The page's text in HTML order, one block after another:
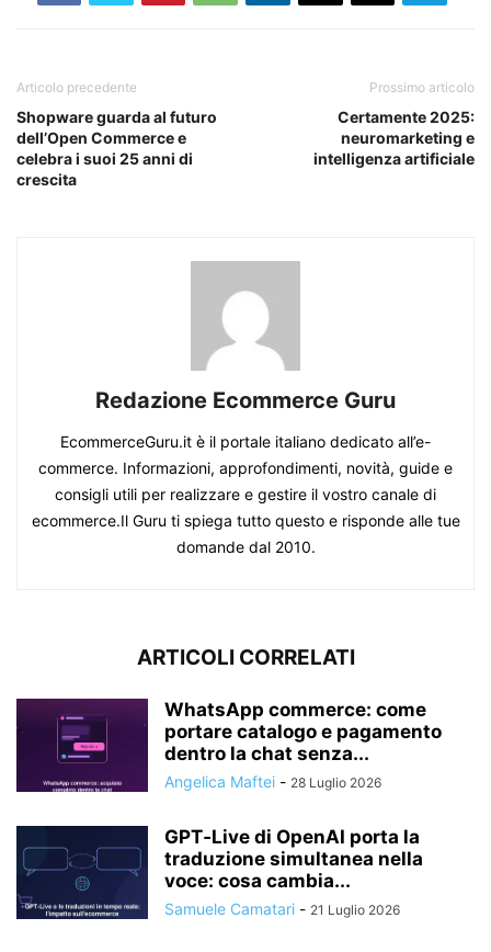
Articolo precedente
Shopware guarda al futuro
dell’Open Commerce e
celebra i suoi 25 anni di
crescita
Prossimo articolo
Certamente 2025:
neuromarketing e
intelligenza artificiale
Redazione Ecommerce Guru
EcommerceGuru.it è il portale italiano dedicato all’e-
commerce. Informazioni, approfondimenti, novità, guide e
consigli utili per realizzare e gestire il vostro canale di
ecommerce.Il Guru ti spiega tutto questo e risponde alle tue
domande dal 2010.
ARTICOLI CORRELATI
WhatsApp commerce: come
portare catalogo e pagamento
dentro la chat senza...
Angelica Maftei - 28 Luglio 2026
GPT‑Live di OpenAI porta la
traduzione simultanea nella
voce: cosa cambia...
Samuele Camatari - 21 Luglio 2026